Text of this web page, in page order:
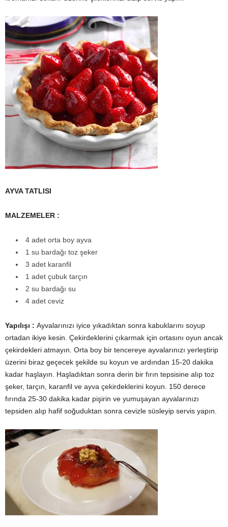
AYVA TATLISI
MALZEMELER :
4 adet orta boy ayva
1 su bardağı toz şeker
3 adet karanfil
1 adet çubuk tarçın
2 su bardağı su
4 adet ceviz
Yapılışı : Ayvalarınızı iyice yıkadıktan sonra kabuklarını soyup
ortadan ikiye kesin. Çekirdeklerini çıkarmak için ortasını oyun ancak
çekirdekleri atmayın. Orta boy bir tencereye ayvalarınızı yerleştirip
üzerini biraz geçecek şekilde su koyun ve ardından 15-20 dakika
kadar haşlayın. Haşladıktan sonra derin bir fırın tepsisine alıp toz
şeker, tarçın, karanfil ve ayva çekirdeklerini koyun. 150 derece
fırında 25-30 dakika kadar pişirin ve yumuşayan ayvalarınızı
tepsiden alıp hafif soğuduktan sonra cevizle süsleyip servis yapın.